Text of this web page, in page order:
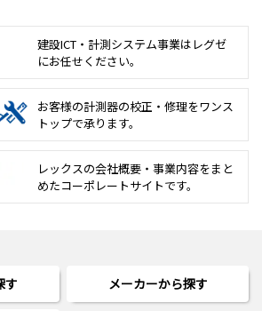
建設ICT・計測システム事業は レグゼ
にお任せください。
お客様の計測器の校正・修理をワンス
トップで承ります。
レックスの会社概要・事業内容をまと
めたコーポレートサイトです。
す メーカーから探す